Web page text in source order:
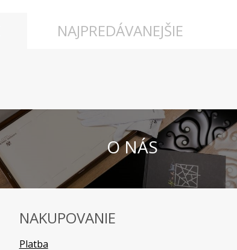
NAJPREDÁVANEJŠIE
O NÁS
NAKUPOVANIE
Platba